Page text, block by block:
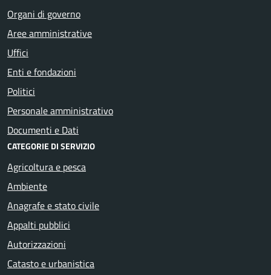
Organi di governo
Aree amministrative
Uffici
Enti e fondazioni
Politici
Personale amministrativo
Documenti e Dati
CATEGORIE DI SERVIZIO
Agricoltura e pesca
Ambiente
Anagrafe e stato civile
Appalti pubblici
Autorizzazioni
Catasto e urbanistica